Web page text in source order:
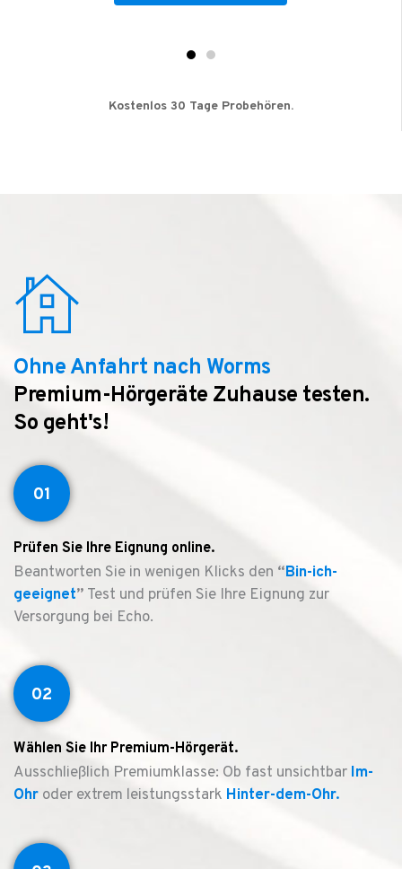
Kostenlos 30 Tage Probehören.
Ohne Anfahrt nach Worms
Premium-Hörgeräte Zuhause testen.
So geht's!
01
Prüfen Sie Ihre Eignung online.
Beantworten Sie in wenigen Klicks den “Bin-ich-
geeignet” Test und prüfen Sie Ihre Eignung zur
Versorgung bei Echo.
02
Wählen Sie Ihr Premium-Hörgerät.
Ausschließlich Premiumklasse: Ob fast unsichtbar Im-
Ohr oder extrem leistungsstark Hinter-dem-Ohr.